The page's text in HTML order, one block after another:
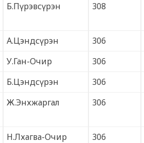
Б.Пүрэвсүрэн 308
А.Цэндсүрэн 306
У.Ган-Очир 306
Б.Цэндсүрэн 306
Ж.Энхжаргал 306
Н.Лхагва-Очир 306